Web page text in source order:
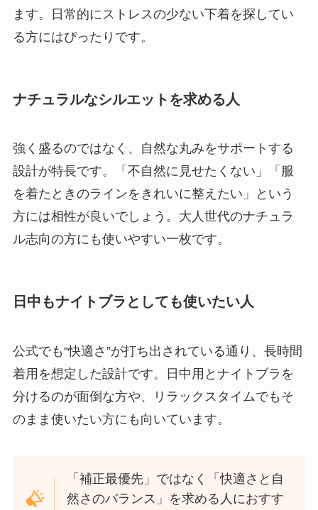
ます。日常的にストレスの少ない下着を探してい
る方にはぴったりです。
ナチュラルなシルエットを求める人
強く盛るのではなく、自然な丸みをサポートする
設計が特長です。「不自然に見せたくない」「服
を着たときのラインをきれいに整えたい」という
方には相性が良いでしょう。大人世代のナチュラ
ル志向の方にも使いやすい一枚です。
日中もナイトブラとしても使いたい人
公式でも“快適さ”が打ち出されている通り、長時間
着用を想定した設計です。日中用とナイトブラを
分けるのが面倒な方や、リラックスタイムでもそ
のまま使いたい方にも向いています。
「補正最優先」ではなく「快適さと自
然さのバランス」を求める人におすす